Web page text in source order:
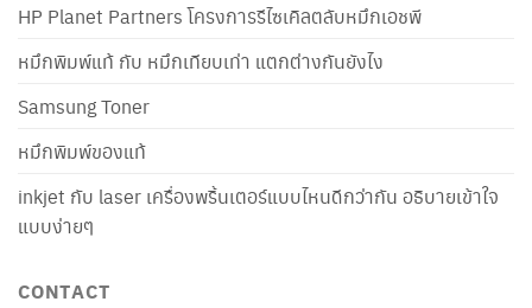
HP Planet Partners โครงการรีไซเคิลตลับหมึกเอชพี
หมึกพิมพ์แท้ กับ หมึกเทียบเท่า แตกต่างกันยังไง
Samsung Toner
หมึกพิมพ์ของแท้
inkjet กับ laser เครื่องพริ้นเตอร์แบบไหนดีกว่ากัน อธิบายเข้าใจ
แบบง่ายๆ
CONTACT